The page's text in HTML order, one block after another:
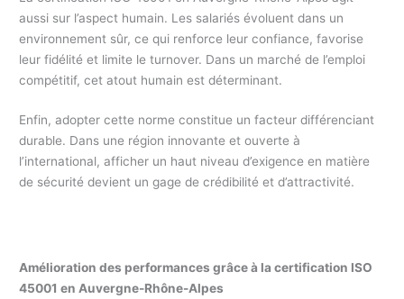
aussi sur l’aspect humain. Les salariés évoluent dans un
environnement sûr, ce qui renforce leur confiance, favorise
leur fidélité et limite le turnover. Dans un marché de l’emploi
compétitif, cet atout humain est déterminant.
Enfin, adopter cette norme constitue un facteur différenciant
durable. Dans une région innovante et ouverte à
l’international, afficher un haut niveau d’exigence en matière
de sécurité devient un gage de crédibilité et d’attractivité.
Amélioration des performances grâce à la certification ISO
45001 en Auvergne-Rhône-Alpes